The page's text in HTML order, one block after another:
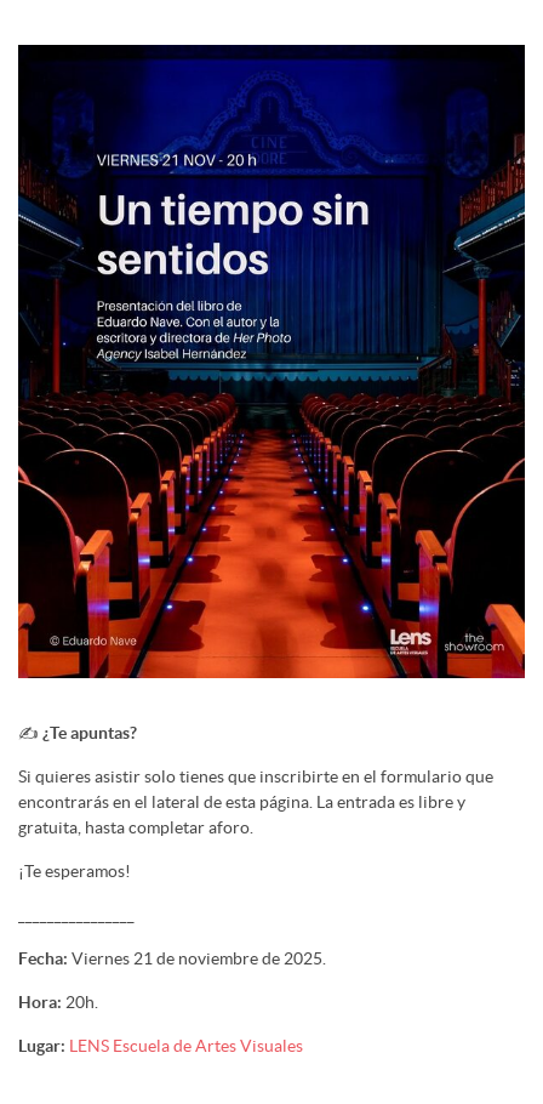
✍️ ¿Te apuntas?
Si quieres asistir solo tienes que inscribirte en el formulario que
encontrarás en el lateral de esta página. La entrada es libre y
gratuita, hasta completar aforo.
¡Te esperamos!
Fecha: Viernes 21 de noviembre de 2025.
Hora: 20h.
Lugar: LENS Escuela de Artes Visuales